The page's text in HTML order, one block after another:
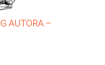
AUTORA –